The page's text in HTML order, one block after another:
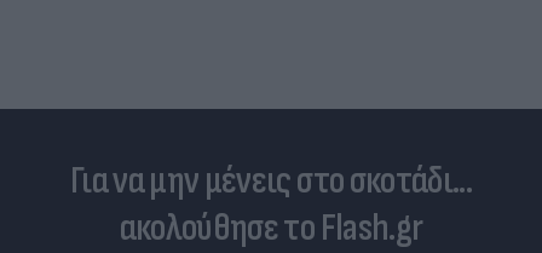
Για να μην μένεις στο σκοτάδι...
ακολούθησε το Flash.gr